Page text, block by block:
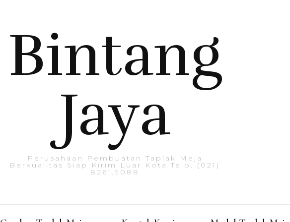
Bintang
Jaya
Perusahaan Pembuatan Taplak Meja
Berkualitas Siap Kirim Luar Kota Telp. (021)
8261.9088